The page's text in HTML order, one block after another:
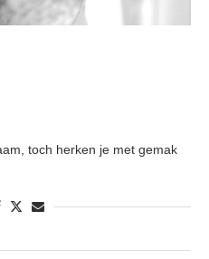
toch herken je met gemak